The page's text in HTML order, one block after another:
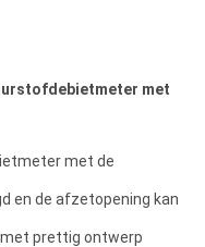
met
met de
en de afzetopening kan
prettig ontwerp